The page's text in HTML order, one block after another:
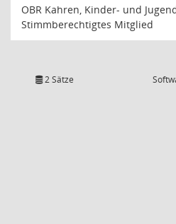
OBR Kahren, Kinder- und
Stimmberechtigtes Mitglied
2 Sätze